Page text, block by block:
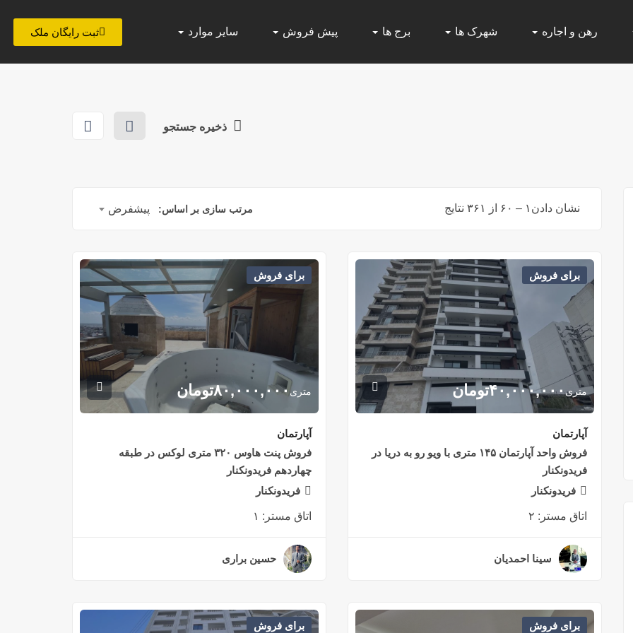
رهن و اجاره شهرک ها برج ها پیش فروش سایر موارد ثبت رایگان ملک
ذخیره جستجو
نشان دادن ۱ – ۶۰ از ۳۶۱ نتایج مرتب سازی بر اساس: پیشفرض
برای فروش
متری۴۰,۰۰۰,۰۰۰تومان
آپارتمان
فروش واحد آپارتمان ۱۴۵ متری با ویو رو به دریا در
فریدونکنار
فریدونکنار
اتاق مستر: ۲
سینا احمدیان
برای فروش
متری۸۰,۰۰۰,۰۰۰تومان
آپارتمان
فروش پنت هاوس ۳۲۰ متری لوکس در طبقه
چهاردهم فریدونکنار
فریدونکنار
اتاق مستر: ۱
حسین براری
برای فروش برای فروش